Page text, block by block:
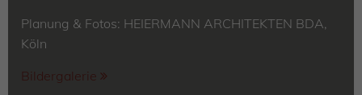
Planung & Fotos: HEIERMANN ARCHITEKTEN BDA,
Köln
Bildergalerie